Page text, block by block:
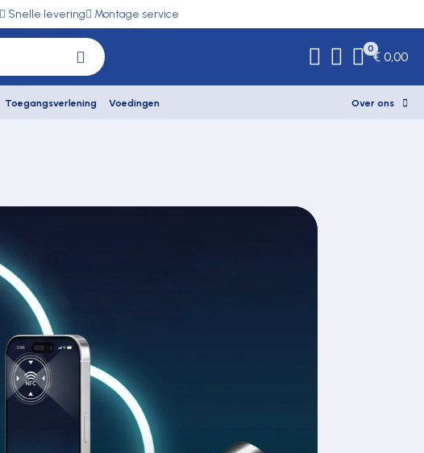
Snelle levering Montage service
0
€ 0,00
Toegangsverlening Voedingen Over ons